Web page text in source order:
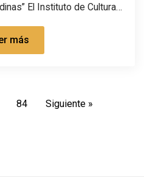
El Instituto de Cultura…
más
84 Siguiente »